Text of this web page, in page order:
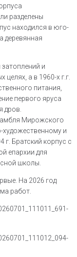
разделены
находился в юго-
деревянная
и
а в 1960-х г.г.
питания,
первого яруса
дров.
Мирожского
и
г. Братский корпус с
епархии для
школы.
На 2026 год
работ.